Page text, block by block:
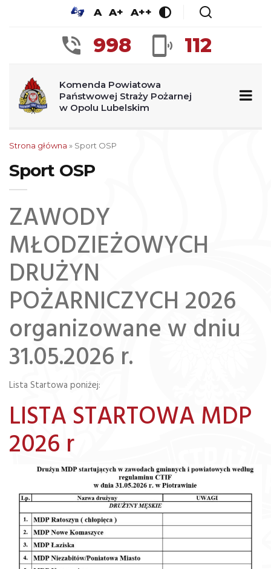
A A+ A++
998 112
Komenda Powiatowa
Państwowej Straży Pożarnej
w Opolu Lubelskim
Strona główna » Sport OSP
Sport OSP
ZAWODY
MŁODZIEŻOWYCH
DRUŻYN
POŻARNICZYCH 2026
organizowane w dniu
31.05.2026 r.
Lista Startowa poniżej:
LISTA STARTOWA MDP
2026 r